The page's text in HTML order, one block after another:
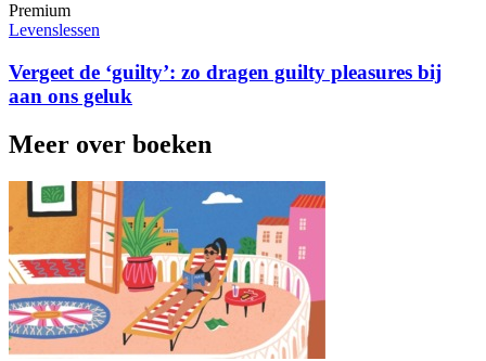
Premium
Levenslessen
Vergeet de ‘guilty’: zo dragen guilty pleasures bij
aan ons geluk
Meer over boeken